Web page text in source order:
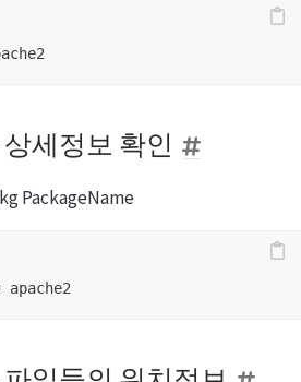
세정보 확인
PackageName